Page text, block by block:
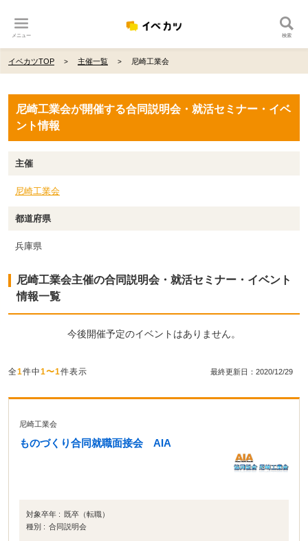
メニュー 検索
イベカツTOP 主催一覧 尼崎工業会
尼崎工業会が開催する合同説明会・就活セミナー・イベ
ント情報
主催
尼崎工業会
都道府県
兵庫県
尼崎工業会主催の合同説明会・就活セミナー・イベント
情報一覧
今後開催予定のイベントはありません。
全1件中1〜1件表示 最終更新日：2020/12/29
尼崎工業会
ものづくり合同就職面接会 AIA
対象卒年 : 既卒（転職）
種別 : 合同説明会